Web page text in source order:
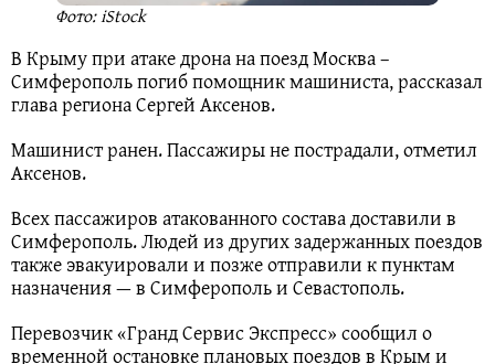
Фото: iStock
В Крыму при атаке дрона на поезд Москва –
Симферополь погиб помощник машиниста, рассказал
глава региона Сергей Аксенов.
Машинист ранен. Пассажиры не пострадали, отметил
Аксенов.
Всех пассажиров атакованного состава доставили в
Симферополь. Людей из других задержанных поездов
также эвакуировали и позже отправили к пунктам
назначения — в Симферополь и Севастополь.
Перевозчик «Гранд Сервис Экспресс» сообщил о
временной остановке плановых поездов в Крым и